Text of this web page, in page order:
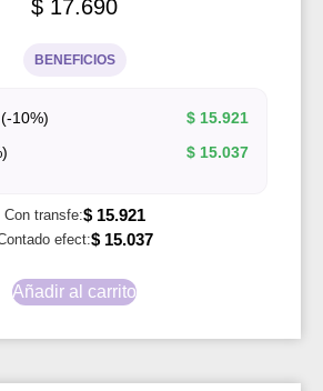
$ 17.690
BENEFICIOS
10%) $ 15.921
$ 15.037
Con transfe:$15.921
efect:$15.037
Añadir al carrito